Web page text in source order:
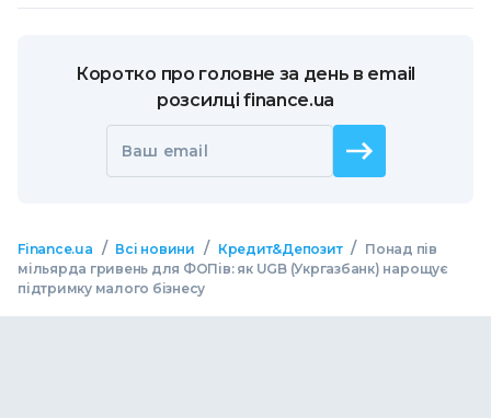
Коротко про головне за день в email
розсилці finance.ua
Ваш email
Finance.ua / Всі новини / Кредит&Депозит / Понад пів
мільярда гривень для ФОПів: як UGB (Укргазбанк) нарощує
підтримку малого бізнесу